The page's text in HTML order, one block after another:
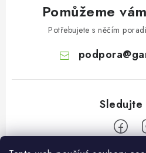
Pomůžeme
Potřebujete s něčím
podpora@